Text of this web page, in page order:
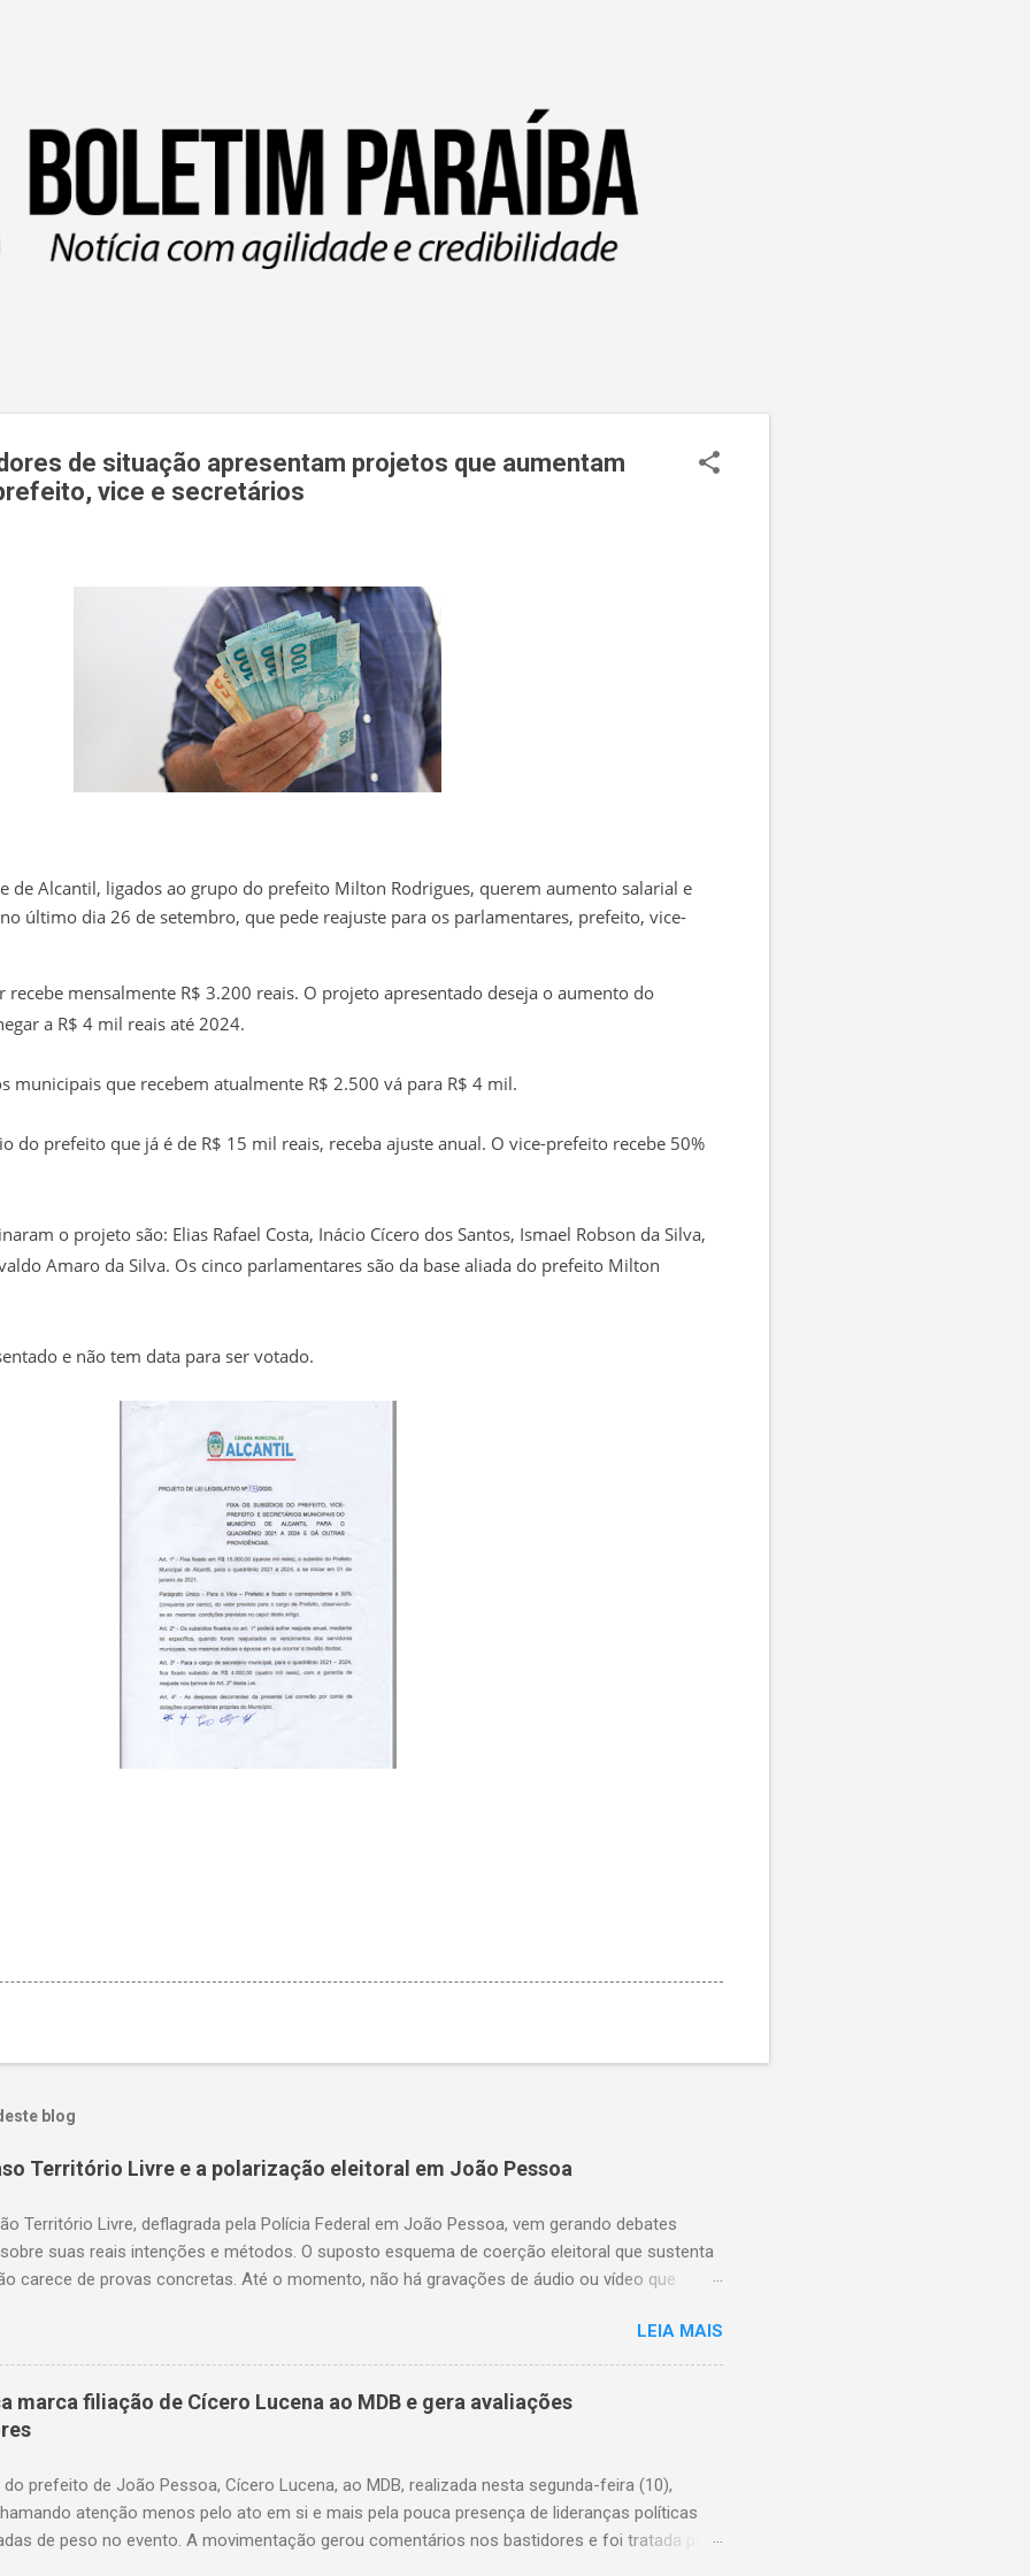
de situação apresentam projetos que aumentam
vice e secretários
de Alcantil, ligados ao grupo do prefeito Milton Rodrigues, querem aumento salarial e
último dia 26 de setembro, que pede reajuste para os parlamentares, prefeito, vice-
recebe mensalmente R$ 3.200 reais. O projeto apresentado deseja o aumento do
a R$ 4 mil reais até 2024.
municipais que recebem atualmente R$ 2.500 vá para R$ 4 mil.
do prefeito que já é de R$ 15 mil reais, receba ajuste anual. O vice-prefeito recebe 50%
o projeto são: Elias Rafael Costa, Inácio Cícero dos Santos, Ismael Robson da Silva,
Amaro da Silva. Os cinco parlamentares são da base aliada do prefeito Milton
e não tem data para ser votado.
blog
Território Livre e a polarização eleitoral em João Pessoa
Território Livre, deflagrada pela Polícia Federal em João Pessoa, vem gerando debates
suas reais intenções e métodos. O suposto esquema de coerção eleitoral que sustenta
carece de provas concretas. Até o momento, não há gravações de áudio ou vídeo que
sido coagidos a apoiar determinados candidatos, mas as evidências apresentadas são
mais suspeitas do que certezas. O impacto na política local é notável. As ações da
— incluindo a busca na residência do prefeito, a prisão de sua esposa, o afastamento do
da Câmara — têm como efeito imediato a desestabilização do cenário político, mas sem
interferência política, cuja real intenção seria favorecer a oposição, dando à Câmara Municipal
LEIA MAIS
marca filiação de Cícero Lucena ao MDB e gera avaliações
prefeito de João Pessoa, Cícero Lucena, ao MDB, realizada nesta segunda-feira (10),
atenção menos pelo ato em si e mais pela pouca presença de lideranças políticas
de peso no evento. A movimentação gerou comentários nos bastidores e foi tratada por